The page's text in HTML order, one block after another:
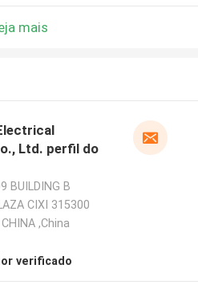
mais
Ltd. perfil do
BUILDING B
CIXI 315300
,China
verificado